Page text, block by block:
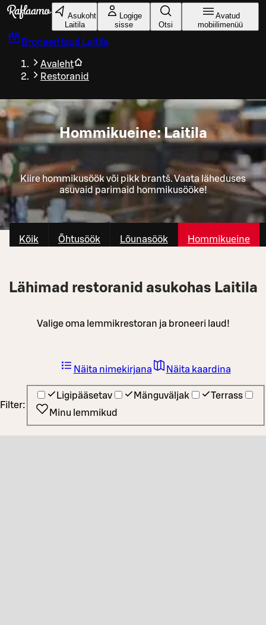
Liigu peamise sisu juurde
Asukoht
Laitila
Logige
sisse
Otsi
Avatud
mobiilimenüü
Broneeri laud Laitila
Avaleht
Restoranid
Hommikueine: Laitila
Kiire hommikusöök või pikk brantš. Vaata läheduses
asuvaid parimaid hommikusööke!
Kõik Õhtusöök Lõunasöök Hommikueine
Lähimad restoranid asukohas Laitila
Valige oma lemmikrestoran ja broneeri laud!
Filter:
Ligipääsetav Mänguväljak
Terrass
Minu lemmikud
Näita nimekirjana Näita kaardina